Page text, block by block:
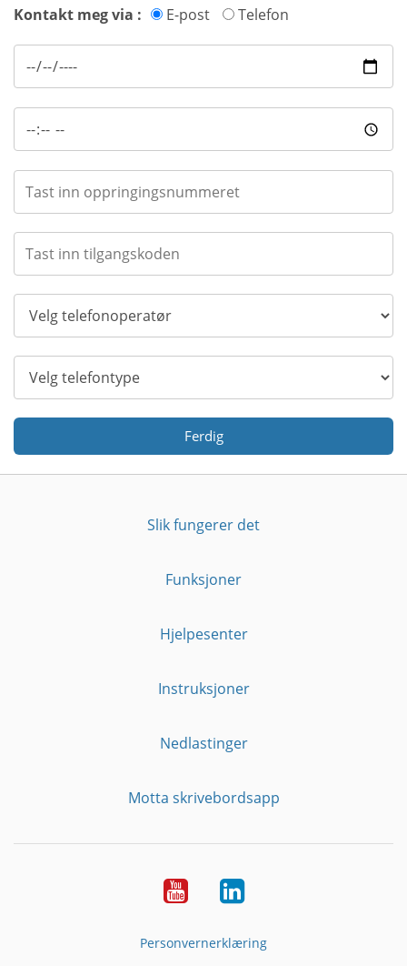
Kontakt meg via : E-post Telefon
Ferdig
Slik fungerer det
Funksjoner
Hjelpesenter
Instruksjoner
Nedlastinger
Motta skrivebordsapp
YouTubeLinkedin
Personvernerklæring